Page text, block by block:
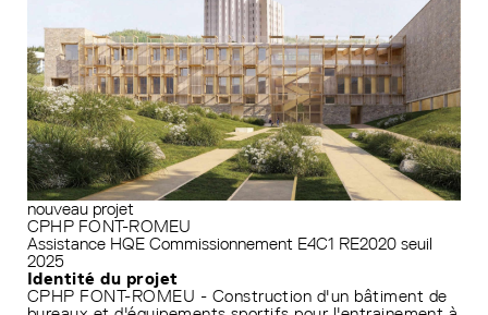
nouveau projet
CPHP FONT-ROMEU
Assistance HQE Commissionnement E4C1 RE2020 seuil
2025
Identité du projet
CPHP FONT-ROMEU - Construction d'un bâtiment de